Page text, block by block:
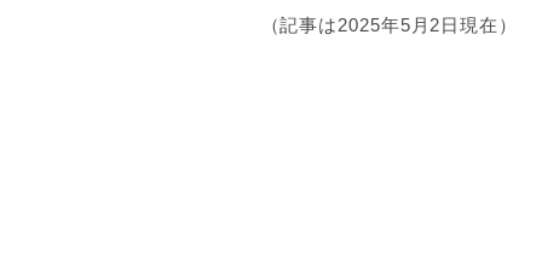
（記事は2025年5月2日現在）